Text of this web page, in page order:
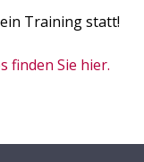
Training statt!
finden Sie hier.